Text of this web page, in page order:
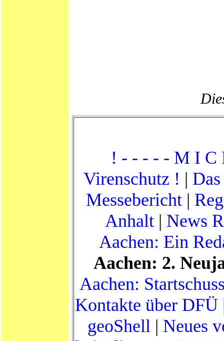
! - - - - - M I C
Virenschutz ! |
Messebericht |
Anhalt| News
Aachen: Ein
Aachen: 2.
Aachen:
Kontakte über DFÜ
geoShell | Neues